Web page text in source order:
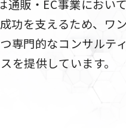
通販・EC事業におい
功を支えるため、 ワ
専門的なコンサルテ
を提供しています。